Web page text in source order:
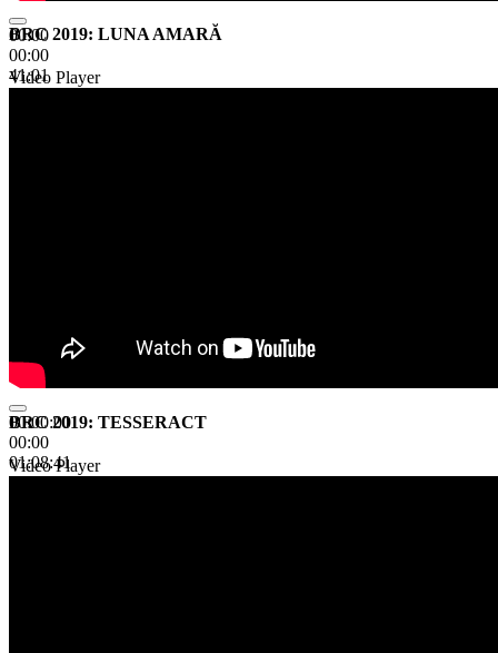
00:00
00:00
41:01
BRC 2019: LUNA AMARĂ
Video Player
00:00:00
00:00
01:08:41
BRC 2019: TESSERACT
Video Player